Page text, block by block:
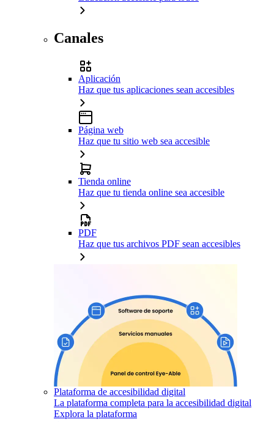
Canales
Aplicación
Haz que tus aplicaciones sean accesibles
Página web
Haz que tu sitio web sea accesible
Tienda online
Haz que tu tienda online sea accesible
PDF
Haz que tus archivos PDF sean accesibles
Plataforma de accesibilidad digital
La plataforma completa para la accesibilidad digital
Explora la plataforma